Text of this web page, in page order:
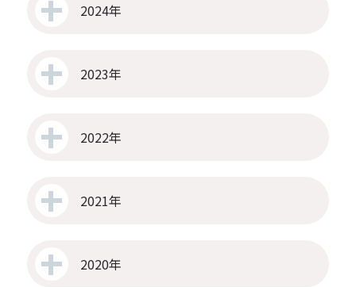
2024年
2023年
2022年
2021年
2020年